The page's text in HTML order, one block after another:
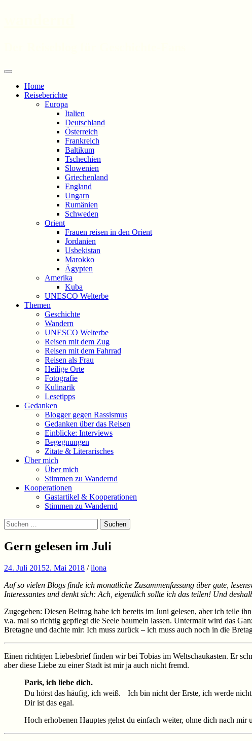
Menü
springen
Home
Reiseberichte
Europa
Italien
Deutschland
Österreich
Frankreich
Baltikum
Tschechien
Slowenien
Griechenland
England
Ungarn
Rumänien
Schweden
Orient
Frauen reisen in den Orient
Jordanien
Usbekistan
Marokko
Ägypten
Amerika
Kuba
UNESCO Welterbe
Themen
Geschichte
Wandern
UNESCO Welterbe
Reisen mit dem Zug
Reisen mit dem Fahrrad
Reisen als Frau
Heilige Orte
Fotografie
Kulinarik
Lesetipps
Gedanken
Blogger gegen Rassismus
Gedanken über das Reisen
Einblicke: Interviews
Begegnungen
Zitate & Literarisches
Über mich
Über mich
Stimmen zu Wandernd
Kooperationen
Gastartikel & Kooperationen
Stimmen zu Wandernd
Suchen
Suchen
nach:
Gern gelesen im Juli
24. Juli 20152. Mai 2018 /ilona
Auf so vielen Blogs finde ich monatliche Zusammenfassung über gute,
Interessantes und denkt sich: Ach, eigentlich sollte ich das teilen! Und
Zugegeben: Diesen Beitrag habe ich bereits im Juni gelesen, aber ich teile
v.a. mal so richtig gepflegt die Seele baumeln lassen. Untermalt wird das
Bretagne und dachte mir: Ich muss zurück – ich muss auch noch in die
Einen richtigen Liebesbrief finden wir bei Tobias im Weltschaukasten. Er
aber diese Liebe zu einer Stadt ist mir ja auch nicht fremd.
Paris, ich liebe dich.
Du hörst das häufig, ich weiß. Ich bin nicht der Erste, ich werde nicht
Dir ist das egal.
Hoch erhobenen Hauptes gehst du einfach weiter, ohne dich nach mir